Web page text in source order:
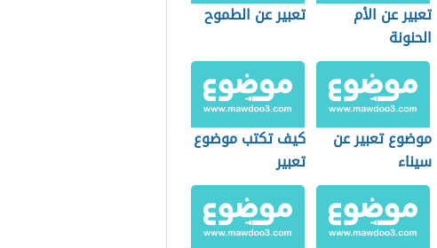
تعبير عن الأم
الحنونة
تعبير عن الطموح
موضوع تعبير عن
سيناء
كيف تكتب موضوع
تعبير